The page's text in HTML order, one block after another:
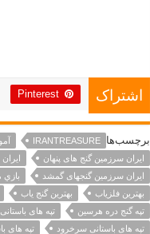
اشتراک Pinterest
برچسب‌ها IRANTREASURE
ایران سرزمین گنج های پنهان
ایران سرزمین گنجهای گمشد
بازي
بهترین فلزیاب
بهترین گنج یاب
تپه گنج دره هرسین
تپه های باستانی
تپه های باستانی سرخرود
تپه های